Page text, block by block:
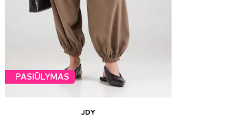
PASIŪLYMAS
JDY